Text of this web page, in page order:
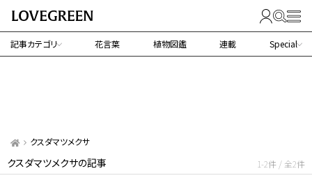
記事カテゴリ 花言葉 植物図鑑 連載 Special
クスダマツメクサ
クスダマツメクサの記事 1-2件 / 全2件